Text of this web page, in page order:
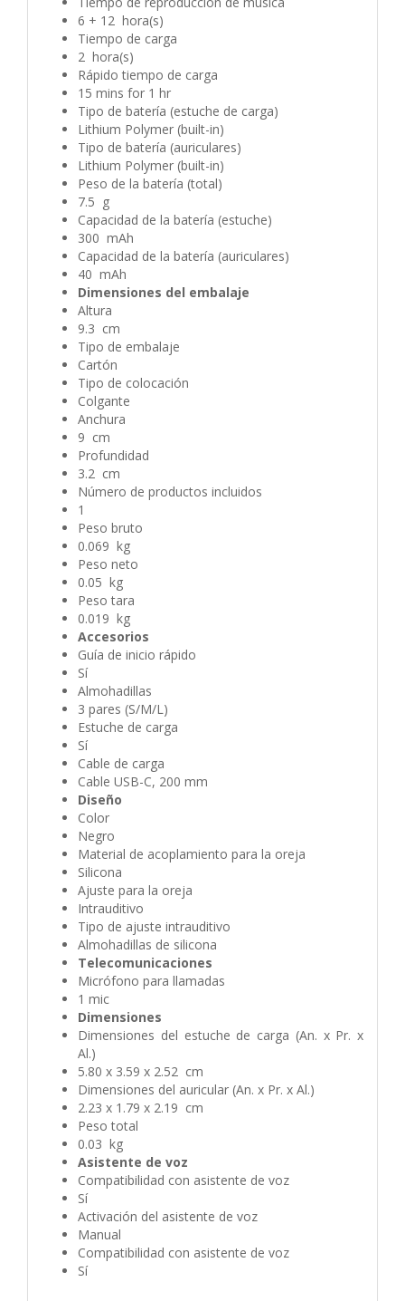
6 + 12 hora(s)
Tiempo de carga
2 hora(s)
Rápido tiempo de carga
15 mins for 1 hr
Tipo de batería (estuche de carga)
Lithium Polymer (built-in)
Tipo de batería (auriculares)
Lithium Polymer (built-in)
Peso de la batería (total)
7.5 g
Capacidad de la batería (estuche)
300 mAh
Capacidad de la batería (auriculares)
40 mAh
Dimensiones del embalaje
Altura
9.3 cm
Tipo de embalaje
Cartón
Tipo de colocación
Colgante
Anchura
9 cm
Profundidad
3.2 cm
Número de productos incluidos
1
Peso bruto
0.069 kg
Peso neto
0.05 kg
Peso tara
0.019 kg
Accesorios
Guía de inicio rápido
Sí
Almohadillas
3 pares (S/M/L)
Estuche de carga
Sí
Cable de carga
Cable USB-C, 200 mm
Diseño
Color
Negro
Material de acoplamiento para la oreja
Silicona
Ajuste para la oreja
Intrauditivo
Tipo de ajuste intrauditivo
Almohadillas de silicona
Telecomunicaciones
Micrófono para llamadas
1 mic
Dimensiones
Dimensiones del estuche de carga (An. x Pr. x
Al.)
5.80 x 3.59 x 2.52 cm
Dimensiones del auricular (An. x Pr. x Al.)
2.23 x 1.79 x 2.19 cm
Peso total
0.03 kg
Asistente de voz
Compatibilidad con asistente de voz
Sí
Activación del asistente de voz
Manual
Compatibilidad con asistente de voz
Sí